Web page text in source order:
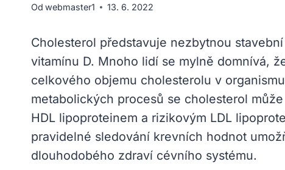
Od webmaster1 13. 6. 2022
Cholesterol představuje nezbytnou
vitamínu D. Mnoho lidí se mylně domnívá,
celkového objemu cholesterolu v
metabolických procesů se cholesterol
HDL lipoproteinem a rizikovým LDL
pravidelné sledování krevních hodnot
dlouhodobého zdraví cévního systému.